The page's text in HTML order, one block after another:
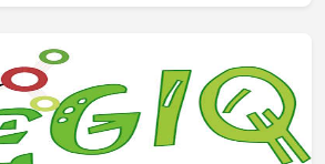
de Estudiantes Graduados de